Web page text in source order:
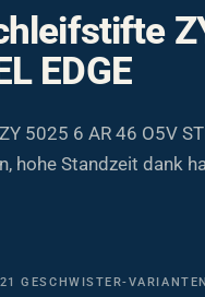
EDGE
5025 6 AR 46 O5V
hohe Standzeit dank
21 GESCHWISTER-VARIANTEN